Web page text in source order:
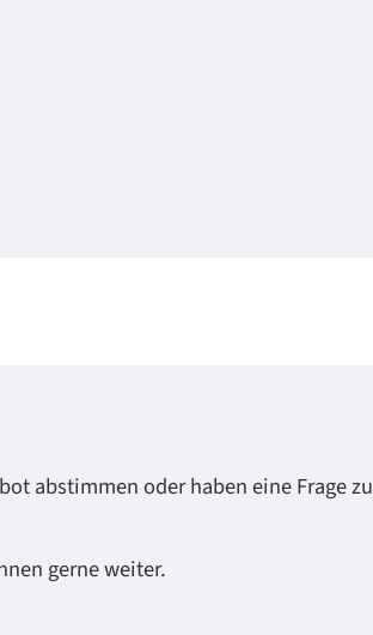
abstimmen oder haben eine Frage zu
gerne weiter.